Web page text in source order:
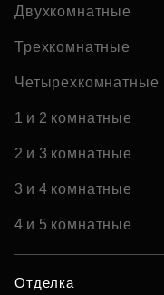
Двухкомнатные
Трехкомнатные
Четырехкомнатные
1 и 2 комнатные
2 и 3 комнатные
3 и 4 комнатные
4 и 5 комнатные
Отделка